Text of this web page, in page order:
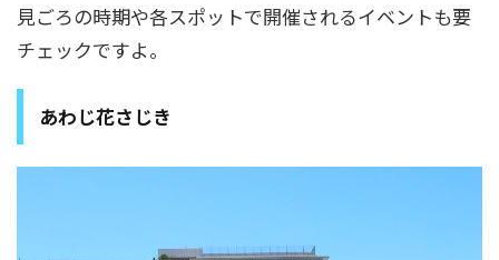
見ごろの時期や各スポットで開催されるイベントも要
チェックですよ。
あわじ花さじき